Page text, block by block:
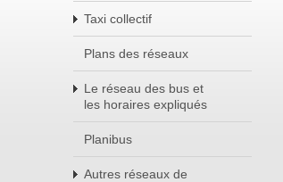
Taxi collectif
Plans des réseaux
Le réseau des bus et
les horaires expliqués
Planibus
Autres réseaux de